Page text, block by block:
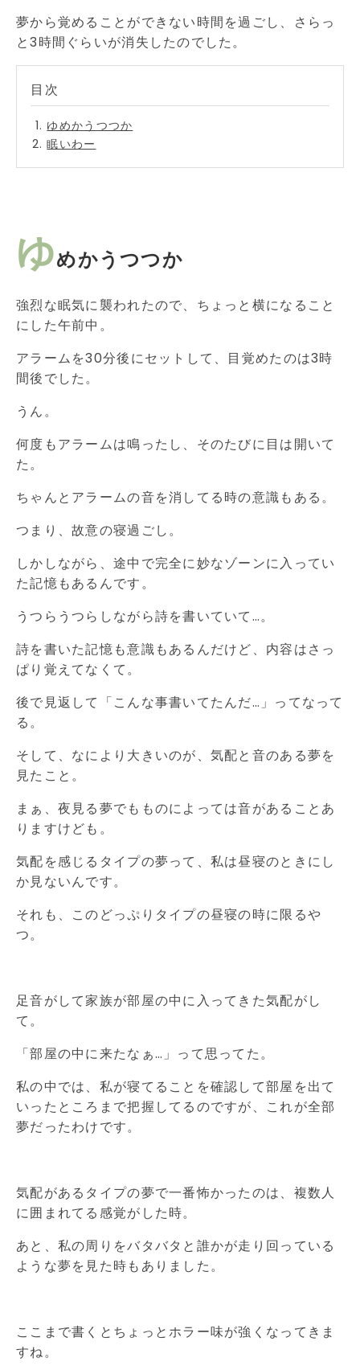
夢から覚めることができない時間を過ごし、さらっ
と3時間ぐらいが消失したのでした。
ゆめかうつつか
眠いわー
ゆめかうつつか
強烈な眠気に襲われたので、ちょっと横になること
にした午前中。
アラームを30分後にセットして、目覚めたのは3時
間後でした。
うん。
何度もアラームは鳴ったし、そのたびに目は開いて
た。
ちゃんとアラームの音を消してる時の意識もある。
つまり、故意の寝過ごし。
しかしながら、途中で完全に妙なゾーンに入ってい
た記憶もあるんです。
うつらうつらしながら詩を書いていて…。
詩を書いた記憶も意識もあるんだけど、内容はさっ
ぱり覚えてなくて。
後で見返して「こんな事書いてたんだ…」ってなって
る。
そして、なにより大きいのが、気配と音のある夢を
見たこと。
まぁ、夜見る夢でもものによっては音があることあ
りますけども。
気配を感じるタイプの夢って、私は昼寝のときにし
か見ないんです。
それも、このどっぷりタイプの昼寝の時に限るや
つ。
足音がして家族が部屋の中に入ってきた気配がし
て。
「部屋の中に来たなぁ…」って思ってた。
私の中では、私が寝てることを確認して部屋を出て
いったところまで把握してるのですが、これが全部
夢だったわけです。
気配があるタイプの夢で一番怖かったのは、複数人
に囲まれてる感覚がした時。
あと、私の周りをバタバタと誰かが走り回っている
ような夢を見た時もありました。
ここまで書くとちょっとホラー味が強くなってきま
すね。